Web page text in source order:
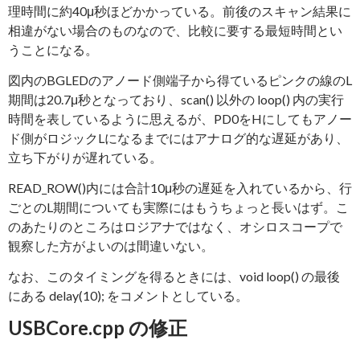
理時間に約40μ秒ほどかかっている。前後のスキャン結果に
相違がない場合のものなので、比較に要する最短時間とい
うことになる。
図内のBGLEDのアノード側端子から得ているピンクの線のL
期間は20.7μ秒となっており、scan() 以外の loop() 内の実行
時間を表しているように思えるが、PD0をHにしてもアノー
ド側がロジックLになるまでにはアナログ的な遅延があり、
立ち下がりが遅れている。
READ_ROW()内には合計10μ秒の遅延を入れているから、行
ごとのL期間についても実際にはもうちょっと長いはず。こ
のあたりのところはロジアナではなく、オシロスコープで
観察した方がよいのは間違いない。
なお、このタイミングを得るときには、void loop() の最後
にある delay(10); をコメントとしている。
USBCore.cpp の修正